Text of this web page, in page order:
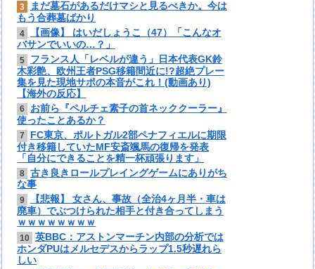
3
まだ墓石があるだけマシと見るべきか。今は
もう合葬墓ばかり
4
【画像】 はいだしょうこ（47）「こんなオ
バサンでいいの…？」
5
フランス人「レベルが違う」日本代表GK鈴
木彩艶、欧州王者PSG移籍間近に!?超絶プレー
集を見た現地サポの本音がこれ！(動画あり)
【海外の反応】
6
お前ら『ペルチェ素子の首ネッククーラー』
使ったことあるか？
7
FC東京、ポルトガル2部ペナフィエルに期限
付き移籍していたMF安斎颯馬の復帰を発表
「自分にできることを精一杯頑張ります」
8 古き良きロールプレイングゲームにありがち
な事
9
【悲報】 女さん、事故（全治4ヶ月半・車は
廃車）でぶつけられた相手と付き合ってしまう
ｗｗｗｗｗｗｗｗ
10 英BBC：アストンマーチン内部の分析では
ホンダPUはメルセデスからラップ1.5秒遅れら
しい